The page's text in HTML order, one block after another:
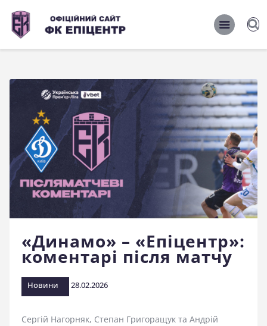
ОФІЦІЙНИЙ САЙТ ФК ЕПІЦЕНТР
ОФІЦІЙНИЙ САЙТ ФК ЕПІЦЕНТР
Головна
Новини
Команда
Матчі 2026/2027
Історія
Клуб
Фан-шоп
Правила поведінки на
стадіоні
«Динамо» – «Епіцентр»:
коментарі після матчу
Новини 28.02.2026
Сергій Нагорняк, Степан Григоращук та Андрій